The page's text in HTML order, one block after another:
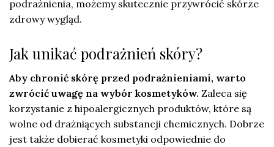
podrażnienia, możemy skutecznie przywrócić skórze
zdrowy wygląd.
Jak unikać podrażnień skóry?
Aby chronić skórę przed podrażnieniami, warto
zwrócić uwagę na wybór kosmetyków. Zaleca się
korzystanie z hipoalergicznych produktów, które są
wolne od drażniących substancji chemicznych. Dobrze
jest także dobierać kosmetyki odpowiednie do